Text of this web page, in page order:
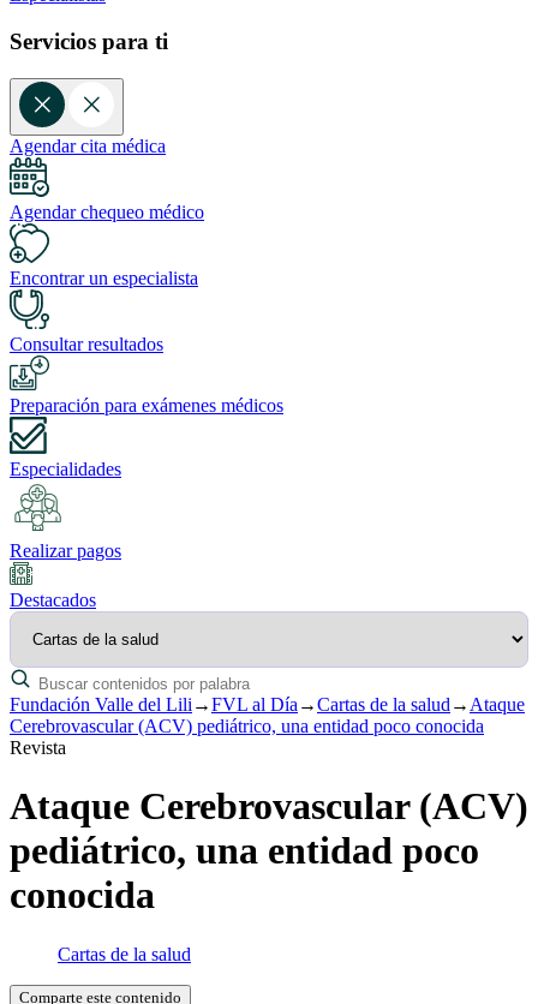
Servicios para ti
Agendar cita médica
Agendar chequeo médico
Encontrar un especialista
Consultar resultados
Preparación para exámenes médicos
Especialidades
Realizar pagos
Destacados
Fundación Valle del Lili →FVL al Día →Cartas de la salud → Ataque
Cerebrovascular (ACV) pediátrico, una entidad poco conocida
Revista
Ataque Cerebrovascular (ACV)
pediátrico, una entidad poco
conocida
Cartas de la salud
Comparte este contenido